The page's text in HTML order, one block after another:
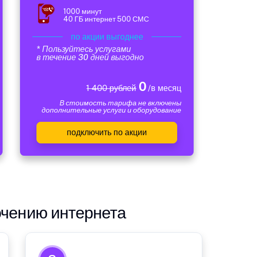
1000 минут
40 ГБ интернет 500 СМС
по акции выгоднее
* Пользуйтесь услугами
в течение 30 дней выгодно
1 400 рублей0/в месяц
В стоимость тарифа не включены
дополнительные услуги и оборудование
подключить по акции
интернета